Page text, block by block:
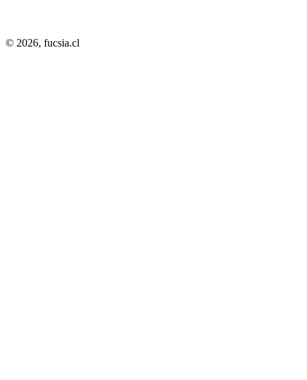
© 2026, fucsia.cl